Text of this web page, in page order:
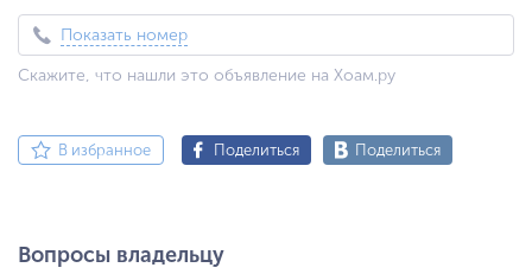
Показать номер
Скажите, что нашли это объявление на Хоам.ру
В избранное Поделиться Поделиться
Вопросы владельцу